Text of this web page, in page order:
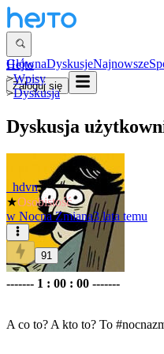
GłównaDyskusjeNajnowsze
Zaloguj się
Hejto
>Wpisy
>Dyskusja
Dyskusja
_hdvn
★Osobistość
w Nocna Zmiana3 lata temu
91
------- 1 : 00 : 00 -------
A co to? A kto to? To